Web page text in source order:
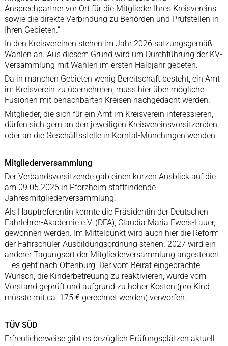
Ansprechpartner vor Ort für die Mitglieder Ihres Kreisvereins
sowie die direkte Verbindung zu Behörden und Prüfstellen in
Ihren Gebieten.“
In den Kreisvereinen stehen im Jahr 2026 satzungsgemäß
Wahlen an. Aus diesem Grund wird um Durchführung der KV-
Versammlung mit Wahlen im ersten Halbjahr gebeten.
Da in manchen Gebieten wenig Bereitschaft besteht, ein Amt
im Kreisverein zu übernehmen, muss hier über mögliche
Fusionen mit benachbarten Kreisen nachgedacht werden.
Mitglieder, die sich für ein Amt im Kreisverein interessieren,
dürfen sich gern an den jeweiligen Kreisvereinsvorsitzenden
oder an die Geschäftsstelle in Korntal-Münchingen wenden.
Mitgliederversammlung
Der Verbandsvorsitzende gab einen kurzen Ausblick auf die
am 09.05.2026 in Pforzheim stattfindende
Jahresmitgliederversammlung.
Als Hauptreferentin konnte die Präsidentin der Deutschen
Fahrlehrer-Akademie e.V. (DFA), Claudia Maria Ewers-Lauer,
gewonnen werden. Im Mittelpunkt wird auch hier die Reform
der Fahrschüler-Ausbildungsordnung stehen. 2027 wird ein
anderer Tagungsort der Mitgliederversammlung angesteuert
– es geht nach Offenburg. Der vom Beirat eingebrachte
Wunsch, die Kinderbetreuung zu reaktivieren, wurde vom
Vorstand geprüft und aufgrund zu hoher Kosten (pro Kind
müsste mit ca. 175 € gerechnet werden) verworfen.
TÜV SÜD
Erfreulicherweise gibt es bezüglich Prüfungsplätzen aktuell